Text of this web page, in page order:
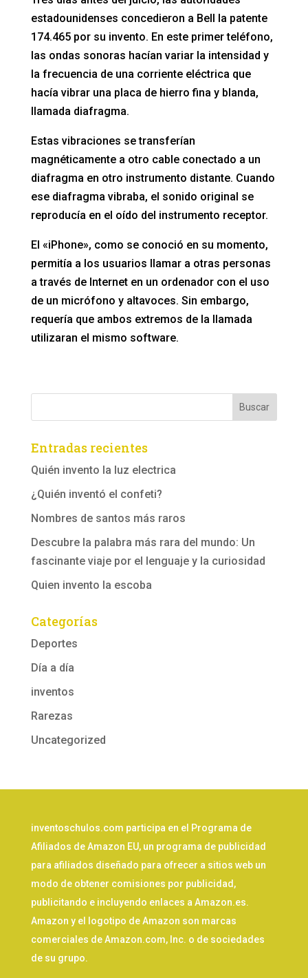
estadounidenses concedieron a Bell la patente
174.465 por su invento. En este primer teléfono,
las ondas sonoras hacían variar la intensidad y
la frecuencia de una corriente eléctrica que
hacía vibrar una placa de hierro fina y blanda,
llamada diafragma.
Estas vibraciones se transferían
magnéticamente a otro cable conectado a un
diafragma en otro instrumento distante. Cuando
ese diafragma vibraba, el sonido original se
reproducía en el oído del instrumento receptor.
El «iPhone», como se conoció en su momento,
permitía a los usuarios llamar a otras personas
a través de Internet en un ordenador con el uso
de un micrófono y altavoces. Sin embargo,
requería que ambos extremos de la llamada
utilizaran el mismo software.
Entradas recientes
Quién invento la luz electrica
¿Quién inventó el confeti?
Nombres de santos más raros
Descubre la palabra más rara del mundo: Un
fascinante viaje por el lenguaje y la curiosidad
Quien invento la escoba
Categorías
Deportes
Día a día
inventos
Rarezas
Uncategorized
inventoschulos.com participa en el Programa de
Afiliados de Amazon EU, un programa de publicidad
para afiliados diseñado para ofrecer a sitios web un
modo de obtener comisiones por publicidad,
publicitando e incluyendo enlaces a Amazon.es.
Amazon y el logotipo de Amazon son marcas
comerciales de Amazon.com, Inc. o de sociedades
de su grupo.